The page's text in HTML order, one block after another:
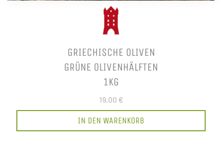
GRIECHISCHE OLIVEN
GRÜNE OLIVENHÄLFTEN
1KG
19,00 €
IN DEN WARENKORB